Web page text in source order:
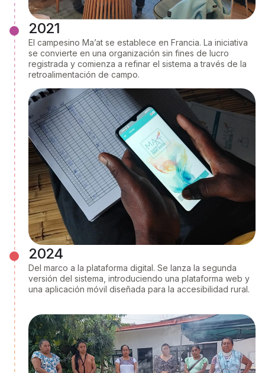
2021​
El campesino Ma’at se establece en Francia. La iniciativa
se convierte en una organización sin fines de lucro
registrada y comienza a refinar el sistema a través de la
retroalimentación de campo.
2024​
Del marco a la plataforma digital. Se lanza la segunda
versión del sistema, introduciendo una plataforma web y
una aplicación móvil diseñada para la accesibilidad rural.